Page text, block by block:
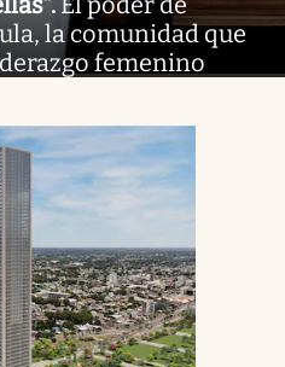
la comunidad que
femenino